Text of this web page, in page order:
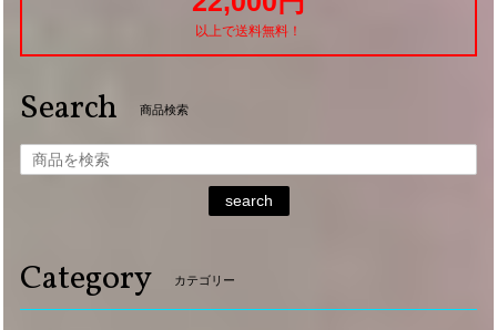
以上で送料無料！
Search 商品検索
search
Category カテゴリー